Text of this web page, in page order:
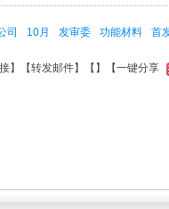
司 10月 发审委 功能材料 首
】【转发邮件】【 】 【一键分享